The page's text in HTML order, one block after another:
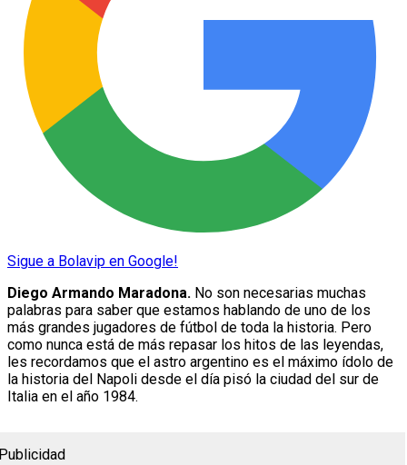
Sigue a Bolavip en Google!
Diego Armando Maradona. No son necesarias muchas
palabras para saber que estamos hablando de uno de los
más grandes jugadores de fútbol de toda la historia. Pero
como nunca está de más repasar los hitos de las leyendas,
les recordamos que el astro argentino es el máximo ídolo de
la historia del Napoli desde el día pisó la ciudad del sur de
Italia en el año 1984.